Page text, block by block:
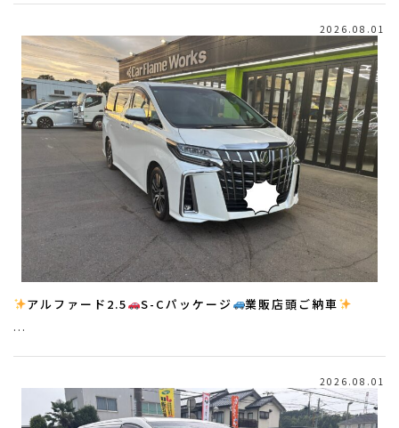
2026.08.01
アルファード2.5 S-Cパッケージ
業販店頭ご納車
…
2026.08.01